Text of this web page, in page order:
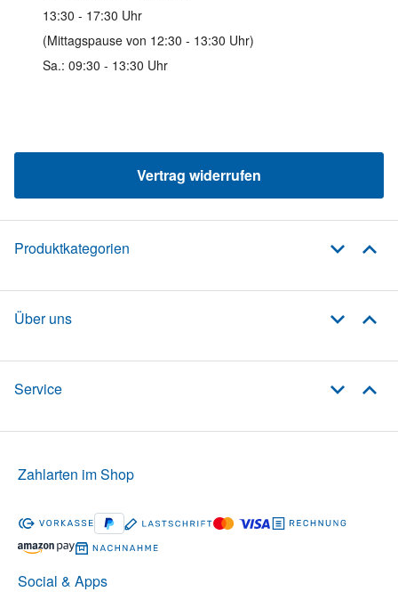
13:30 - 17:30 Uhr
(Mittagspause von 12:30 - 13:30 Uhr)
Sa.: 09:30 - 13:30 Uhr
Vertrag widerrufen
Produktkategorien
Über uns
Service
Social & Apps
Zahlarten im Shop